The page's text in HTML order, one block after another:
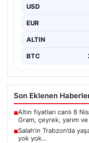
USD
EUR
ALTIN
BTC
Son Eklenen
■Altın fiyatları canlı 8
Gram, çeyrek, yarım ve
■Salah’ın Trabzon’da
yok yok…